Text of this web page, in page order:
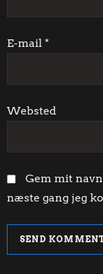
a
t
i
o
E-mail *
Websted
Gem mit
næste gang jeg